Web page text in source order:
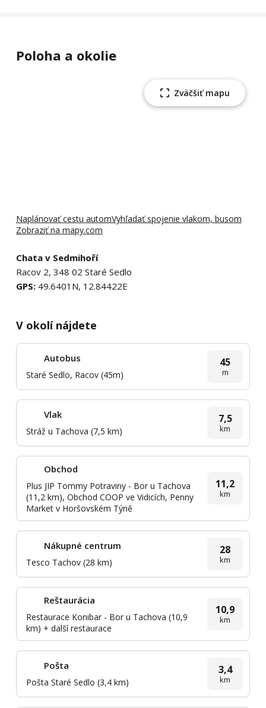
Poloha a okolie
Zväčšiť mapu
Naplánovať cestu automVyhľadať spojenie vlakom, busom
Zobraziť na mapy.com
Chata v Sedmihoří
Racov 2, 348 02 Staré Sedlo
GPS:49.6401N, 12.84422E
V okolí nájdete
Autobus
Staré Sedlo, Racov (45m)
45
m
Vlak
Stráž u Tachova (7,5 km)
7,5
km
Obchod
Plus JIP Tommy Potraviny - Bor u Tachova
(11,2 km), Obchod COOP ve Vidicích, Penny
Market v Horšovském Týně
11,2
km
Nákupné centrum
Tesco Tachov (28 km)
28
km
Reštaurácia
Restaurace Konibar - Bor u Tachova (10,9
km) + další restaurace
10,9
km
Pošta
Pošta Staré Sedlo (3,4 km)
3,4
km